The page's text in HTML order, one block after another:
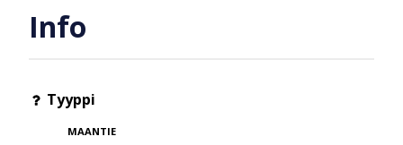
Info
Tyyppi
MAANTIE